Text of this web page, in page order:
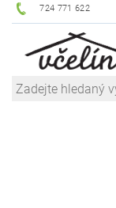
724 771 622